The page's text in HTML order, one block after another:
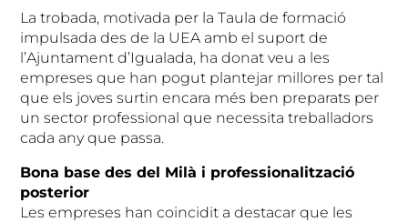
La trobada, motivada per la Taula de formació
impulsada des de la UEA amb el suport de
l’Ajuntament d’Igualada, ha donat veu a les
empreses que han pogut plantejar millores per tal
que els joves surtin encara més ben preparats per
un sector professional que necessita treballadors
cada any que passa.
Bona base des del Milà i professionalització
posterior
Les empreses han coincidit a destacar que les